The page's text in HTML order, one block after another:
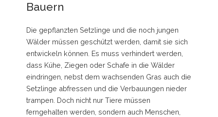
Bauern
Die gepflanzten Setzlinge und die noch jungen
Wälder müssen geschützt werden, damit sie sich
entwickeln können. Es muss verhindert werden,
dass Kühe, Ziegen oder Schafe in die Wälder
eindringen, nebst dem wachsenden Gras auch die
Setzlinge abfressen und die Verbauungen nieder
trampen. Doch nicht nur Tiere müssen
ferngehalten werden, sondern auch Menschen,